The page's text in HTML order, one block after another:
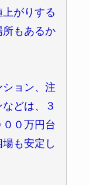
がりする
所もあるか
ョン、注
どは、３
０万円台
も安定し